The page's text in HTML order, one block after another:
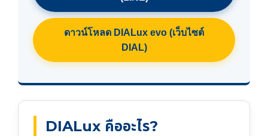
ดาวน์โหลด DIALux evo (เว็บไซต์
DIAL)
DIALux คืออะไร?